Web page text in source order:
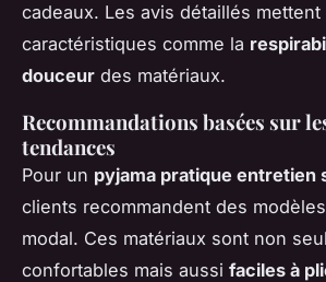
cadeaux. Les avis détaillés
caractéristiques comme la
douceur des matériaux.
Recommandations basées sur
tendances
Pour un pyjama pratique entretien
clients recommandent des
modal. Ces matériaux sont non
confortables mais aussi faciles à